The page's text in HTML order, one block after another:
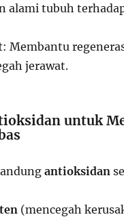
alami tubuh
: Membantu
jerawat.
untuk
antioksidan
(mencegah